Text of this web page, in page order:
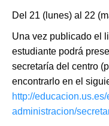
Del 21 (lunes) al 22
Una vez publicado el
estudiante podrá
secretaría del centro
encontrarlo en el
http://
administracion/